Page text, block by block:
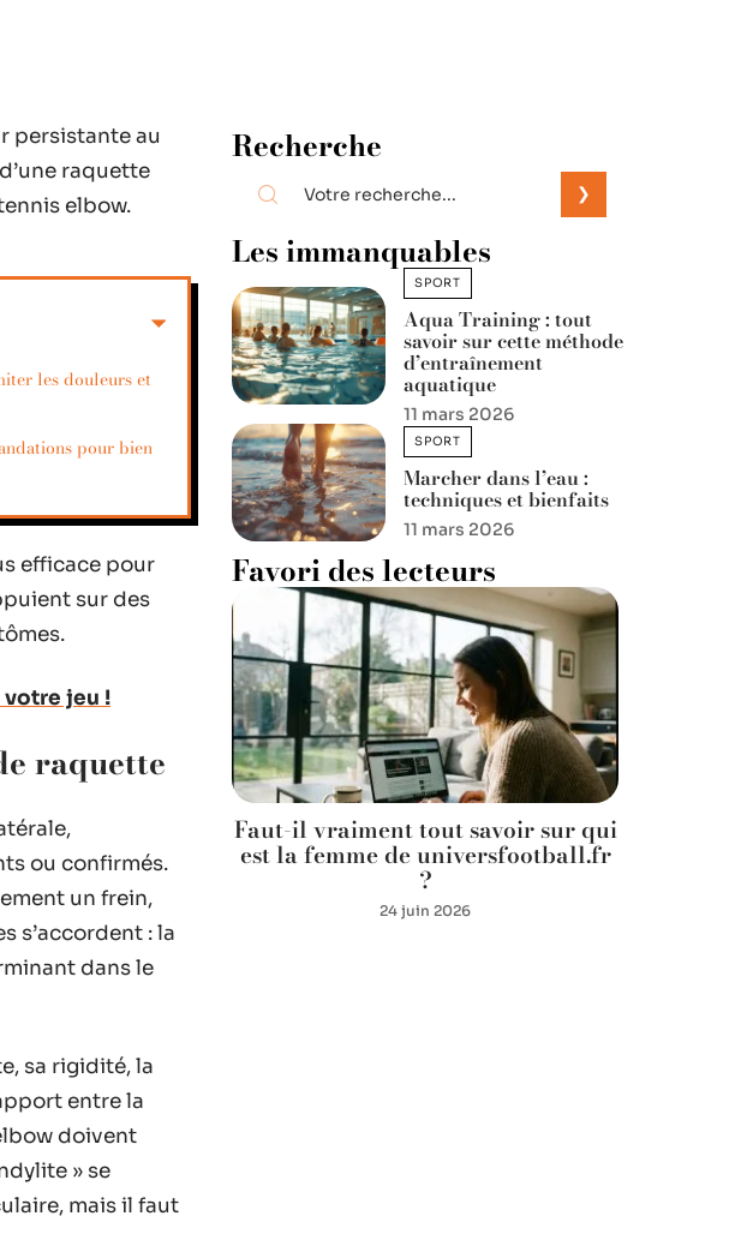
persistante au
raquette
elbow.
les douleurs et
pour bien
efficace pour
sur des
jeu !
raquette
ou confirmés.
un frein,
s’accordent : la
dans le
sa rigidité, la
entre la
doivent
» se
mais il faut
Recherche
Les immanquables
SPORT
Aqua Training : tout
savoir sur cette méthode
d’entraînement
aquatique
11 mars 2026
SPORT
Marcher dans l’eau :
techniques et bienfaits
11 mars 2026
Favori des lecteurs
Faut-il vraiment tout savoir sur qui
est la femme de universfootball.fr
?
24 juin 2026